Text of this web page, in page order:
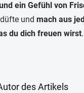
ein Gefühl von
und mach aus
du dich freuen wirst.
des Artikels